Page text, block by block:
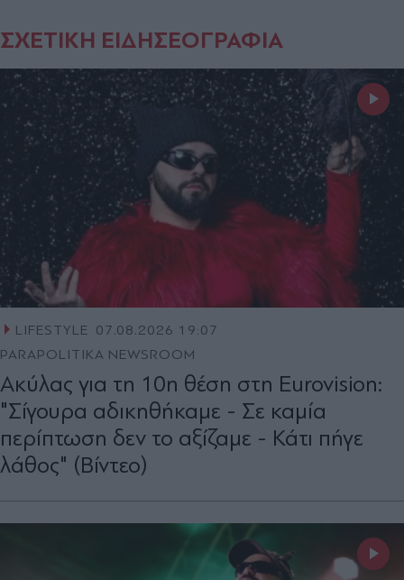
ΣΧΕΤΙΚΗ ΕΙΔΗΣΕΟΓΡΑΦΙΑ
LIFESTYLE
07.08.2026 19:07
PARAPOLITIKA NEWSROOM
Ακύλας για τη 10η θέση στη Eurovision:
"Σίγουρα αδικηθήκαμε - Σε καμία
περίπτωση δεν το αξίζαμε - Κάτι πήγε
λάθος" (Βίντεο)